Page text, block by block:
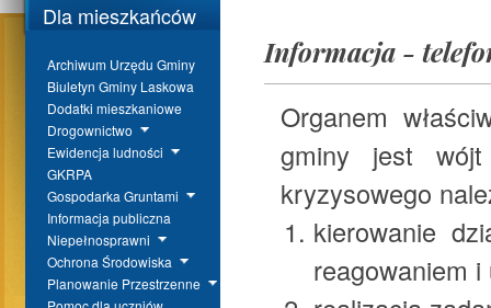
Dla mieszkańców
Archiwum Urzędu Gminy
Biuletyn Gminy Laskowa
Dodatki mieszkaniowe
Drogownictwo
Ewidencja ludności
GKRPA
Gospodarka Gruntami
Informacja publiczna
Niepełnosprawni
Ochrona Środowiska
Planowanie Przestrzenne
Informacja -
Organem
gminy jest
kryzysowego
kierowanie
reagowaniem